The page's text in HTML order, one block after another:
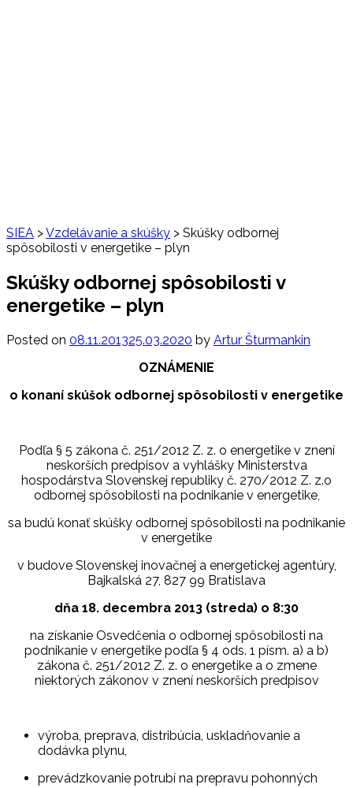
SIEA >Vzdelávanie a skúšky > Skúšky odbornej
spôsobilosti v energetike – plyn
Skúšky odbornej spôsobilosti v
energetike – plyn
Posted on 08.11.201325.03.2020 by Artur Šturmankin
OZNÁMENIE
o konaní skúšok odbornej spôsobilosti v energetike
Podľa § 5 zákona č. 251/2012 Z. z. o energetike v znení
neskorších predpisov a vyhlášky Ministerstva
hospodárstva Slovenskej republiky č. 270/2012 Z. z.o
odbornej spôsobilosti na podnikanie v energetike,
sa budú konať skúšky odbornej spôsobilosti na podnikanie
v energetike
v budove Slovenskej inovačnej a energetickej agentúry,
Bajkalská 27, 827 99 Bratislava
dňa 18. decembra 2013 (streda) o 8:30
na získanie Osvedčenia o odbornej spôsobilosti na
podnikanie v energetike podľa § 4 ods. 1 písm. a) a b)
zákona č. 251/2012 Z. z. o energetike a o zmene
niektorých zákonov v znení neskorších predpisov
výroba, preprava, distribúcia, uskladňovanie a
dodávka plynu,
prevádzkovanie potrubí na prepravu pohonných